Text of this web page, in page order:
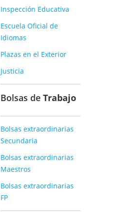
Inspección Educativa
Escuela Oficial de
Idiomas
Plazas en el Exterior
Justicia
Bolsas de Trabajo
Bolsas extraordinarias
Secundaria
Bolsas extraordinarias
Maestros
Bolsas extraordinarias
FP